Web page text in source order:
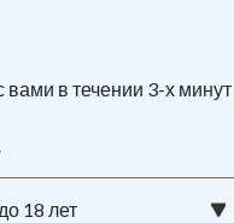
в течении 3-х минут
18 лет